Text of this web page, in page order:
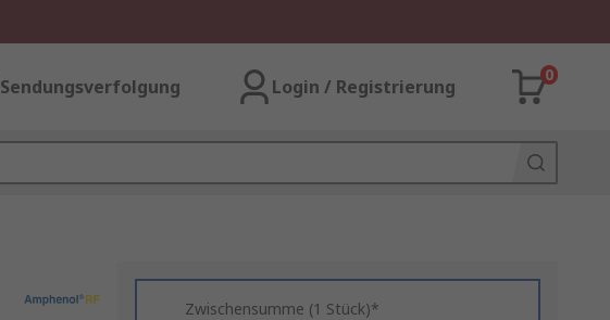
Sendungsverfolgung Login / Registrierung
0
Zwischensumme (1 Stück)*